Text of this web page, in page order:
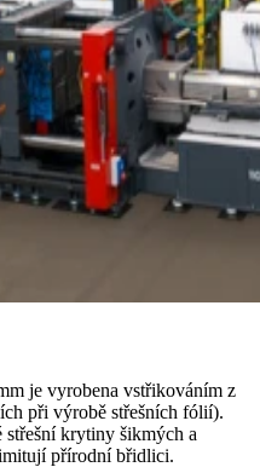
je vyrobena vstřikováním z
při výrobě střešních fólií).
střešní krytiny šikmých a
přírodní břidlici.